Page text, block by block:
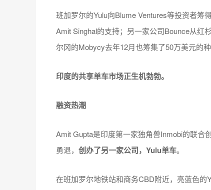
班加罗尔的Yulu向Blume Ventures等投资者筹
Amit Singhal的支持；另一家公司Bounce从红
尔冈的Mobycy去年12月也筹集了50万美元的种
印度的共享单车市场正生机勃勃。
融资热潮
Amit Gupta是印度第一家独角兽Inmobi的联合
勇退， 创办了另一家公司，Yulu单车。
在班加罗尔地铁站和商务CBD附近，亮蓝色的